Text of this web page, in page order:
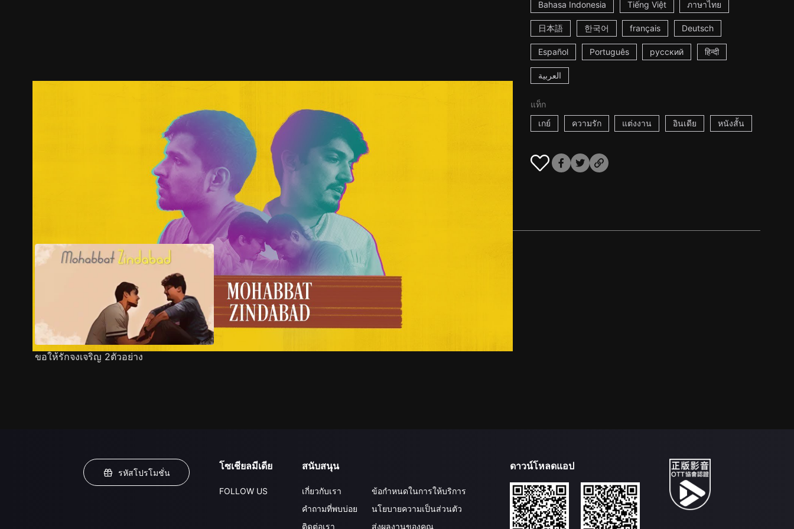
Bahasa Indonesia Tiếng Việt ภาษาไทย
日本語 한국어 français Deutsch
Español Português русский हिन्दी
العربية
แท็ก
เกย์
ความรัก แต่งงาน อินเดีย หนังสั้น
เนื้อหาที่แนะนำ รายละเอียด
ขอให้รักจงเจริญ 2ตัวอย่าง
รหัสโปรโมชั่น
โซเชียลมีเดีย
FOLLOW US
สนับสนุน
เกี่ยวกับเรา
คำถามที่พบบ่อย
ติดต่อเรา
ข้อกำหนดในการให้บริการ
นโยบายความเป็นส่วนตัว
ส่งผลงานของคุณ
ดาวน์โหลดแอป